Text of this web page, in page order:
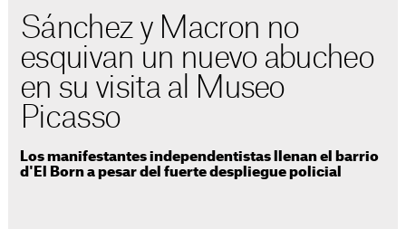
Sánchez y Macron no
esquivan un nuevo abucheo
en su visita al Museo
Picasso
Los manifestantes independentistas llenan el barrio
d'El Born a pesar del fuerte despliegue policial